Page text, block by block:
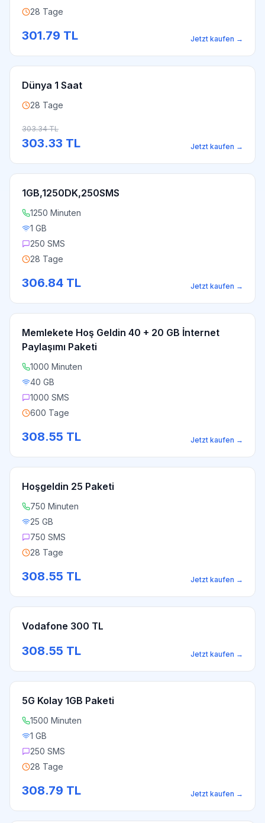
28 Tage
301.79 TL Jetzt kaufen →
Dünya 1 Saat
28 Tage
303.34TL
303.33 TL Jetzt kaufen →
1GB,1250DK,250SMS
1250 Minuten
1 GB
250 SMS
28 Tage
306.84 TL Jetzt kaufen →
Memlekete Hoş Geldin 40 + 20 GB İnternet
Paylaşımı Paketi
1000 Minuten
40 GB
1000 SMS
600 Tage
308.55 TL Jetzt kaufen →
Hoşgeldin 25 Paketi
750 Minuten
25 GB
750 SMS
28 Tage
308.55 TL Jetzt kaufen →
Vodafone 300 TL
308.55 TL Jetzt kaufen →
5G Kolay 1GB Paketi
1500 Minuten
1 GB
250 SMS
28 Tage
308.79 TL Jetzt kaufen →